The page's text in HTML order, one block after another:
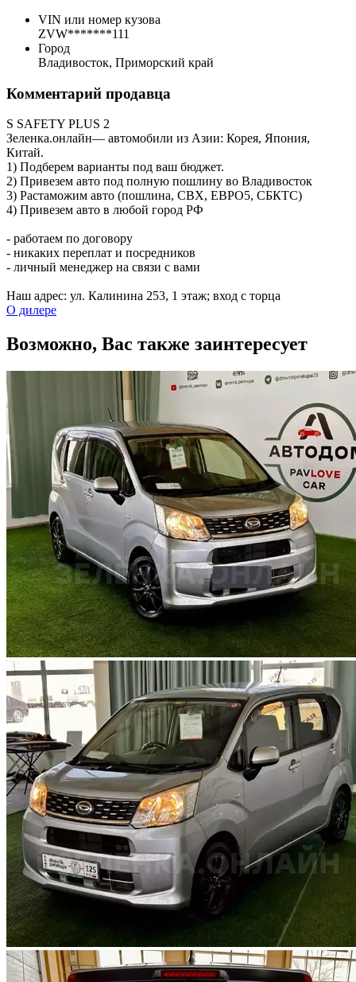
VIN или номер кузова
ZVW*******111
Город
Владивосток, Приморский край
Комментарий продавца
S SAFETY PLUS 2
Зеленка.онлайн— автомобили из Азии: Корея, Япония,
Китай.
1) Подберем варианты под ваш бюджет.
2) Привезем авто под полную пошлину во Владивосток
3) Растаможим авто (пошлина, СВХ, ЕВРО5, CБКТС)
4) Привезем авто в любой город РФ
- работаем по договору
- никаких переплат и посредников
- личный менеджер на связи с вами
Наш адрес: ул. Калинина 253, ​1 этаж; вход с торца
О дилере
Возможно, Вас также заинтересует